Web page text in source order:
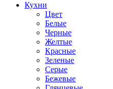
Кухни
Цвет
Белые
Черные
Желтые
Красные
Зеленые
Серые
Бежевые